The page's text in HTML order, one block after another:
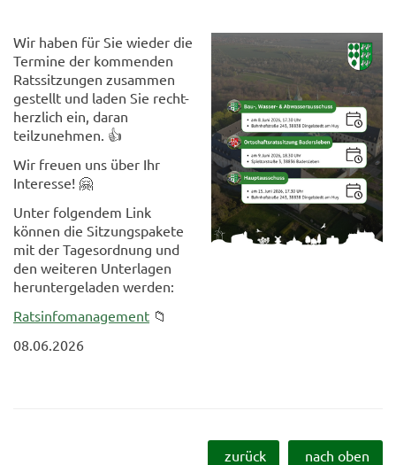
Wir haben für Sie wieder die
Termine der kommenden
Ratssitzungen zusammen
gestellt und laden Sie recht-
herzlich ein, daran
teilzunehmen. 👍
Wir freuen uns über Ihr
Interesse! 🤗
Unter folgendem Link
können die Sitzungspakete
mit der Tagesordnung und
den weiteren Unterlagen
heruntergeladen werden:
Ratsinfomanagement 📁
08.06.2026
zurück nach oben